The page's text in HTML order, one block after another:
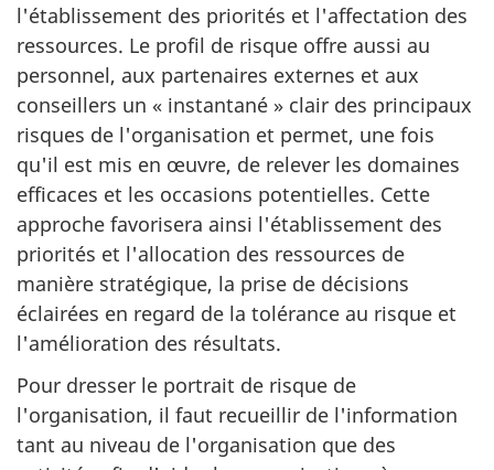
l'établissement des priorités et l'affectation des
ressources. Le profil de risque offre aussi au
personnel, aux partenaires externes et aux
conseillers un « instantané » clair des principaux
risques de l'organisation et permet, une fois
qu'il est mis en œuvre, de relever les domaines
efficaces et les occasions potentielles. Cette
approche favorisera ainsi l'établissement des
priorités et l'allocation des ressources de
manière stratégique, la prise de décisions
éclairées en regard de la tolérance au risque et
l'amélioration des résultats.
Pour dresser le portrait de risque de
l'organisation, il faut recueillir de l'information
tant au niveau de l'organisation que des